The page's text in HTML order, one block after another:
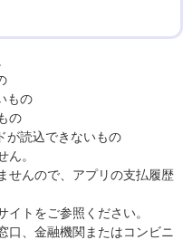
もの
の
が読込できないもの
ん。
せんので、アプリの支払履歴
トをご参照ください。
口、金融機関またはコンビニ